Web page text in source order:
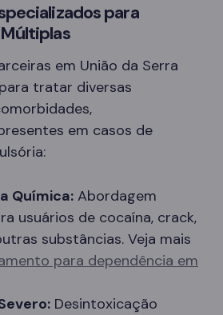
para
em União da Serra
tratar diversas
em casos de
Química: Abordagem
usuários de cocaína, crack,
substâncias. Veja mais
para dependência em
Desintoxicação